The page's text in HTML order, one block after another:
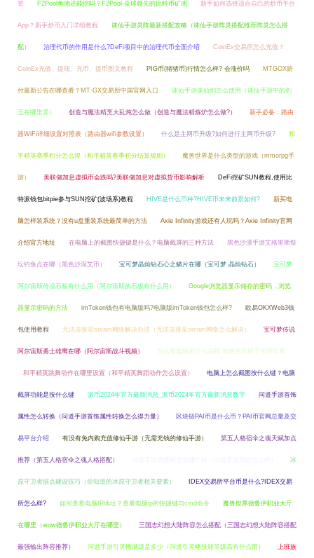
资 F2Pool鱼池还能挖吗？F2Pool-全球领先的比特币矿池 新手如何选择适合自己的炒币平台
App？新手炒币入门详细教程 诛仙手游灵阵最新搭配攻略（诛仙手游阵灵搭配推荐阵灵怎么搭
配） 治理代币的作用是什么?DeFi项目中的治理代币全面介绍 CoinEx交易所怎么充值？
CoinEx充值、提现、充币、提币图文教程 PIG币(猪猪币)行情怎么样? 会涨价吗 MTGOX赔
付最新公告在哪查看？MT·GX交易所中国官网入口 诛仙手游诛仙剑怎么使用（诛仙手游中的剑
玉在哪里弄） 创造与魔法精烹大乱炖怎么做（创造与魔法精炼炉怎么做?） 新手必备：路由
器WiFi详细设置对照表（路由器wifi参数设置） 什么是主网币升级?如何进行主网币升级? 和
平精英赛季积分怎么得（和平精英赛季积分结算规则） 魔兽世界是什么类型的游戏（mmorpg手
游） 美联储加息虚拟币会跌吗?美联储加息对虚拟货币影响解析 DeFi挖矿SUN教程,使用比
特派钱包bitpie参与SUN挖矿(波场系)教程 HIVE是什么币种?HIVE币未来前景如何? 新买电
脑怎样装系统？没有u盘重装系统最简单的方法 Axie Infinity游戏还有人玩吗？Axie Infinity官网
介绍官方地址 在电脑上的截图快捷键是什么？电脑截屏的三种方法 黑色沙漠手游艾格里斯祭
坛钓鱼点在哪（黑色沙漠艾币） 宝可梦晶灿钻石心之鳞片在哪（宝可梦 晶灿钻石） 宝可梦
阿尔宙斯传说石板有什么用（阿尔宙斯的石板有什么用） Google浏览器显示储存的密码，浏览
器显示密码的方法 imToken钱包有电脑版吗?电脑版imToken钱包怎么样? 欧易OKXWeb3钱
包使用教程 无法连接至steam网络解决办法（无法连接至steam网络怎么解决） 宝可梦传说
阿尔宙斯勇士雄鹰在哪（阿尔宙斯战斗视频） 怎么看电脑是什么品牌 电脑主机牌子在哪里看
和平精英跳舞动作在哪里设置（和平精英舞蹈动作怎么设置） 电脑上怎么截图按什么键？电脑
截屏功能是按什么键 派币2024年官方最新消息_派币2024年官方最新消息数字 问道手游首饰
属性怎么转换（问道手游首饰属性转换怎么得力量） 区块链PAI币是什么币？PAI币官网总量及交
易平台介绍 有没有免内购充值修仙手游（无需充钱的修仙手游） 第五人格宿伞之魂天赋加点
推荐（第五人格宿伞之魂人格搭配） 冰
原守卫者据点建设技巧（你知道的冰原守卫者相关要素） IDEX交易所平台币是什么?IDEX交易
所怎么样? 如何查看电脑IP地址？查看电脑ip的快捷键与cmd命令 魔兽世界德鲁伊职业大厅
在哪里（wow德鲁伊职业大厅在哪里） 三国志幻想大陆阵容怎么搭配（三国志幻想大陆阵容搭配
最强输出阵容推荐） 问道手游引灵幡满级是多少（问道引灵幡技能等级高有什么用） 上班族